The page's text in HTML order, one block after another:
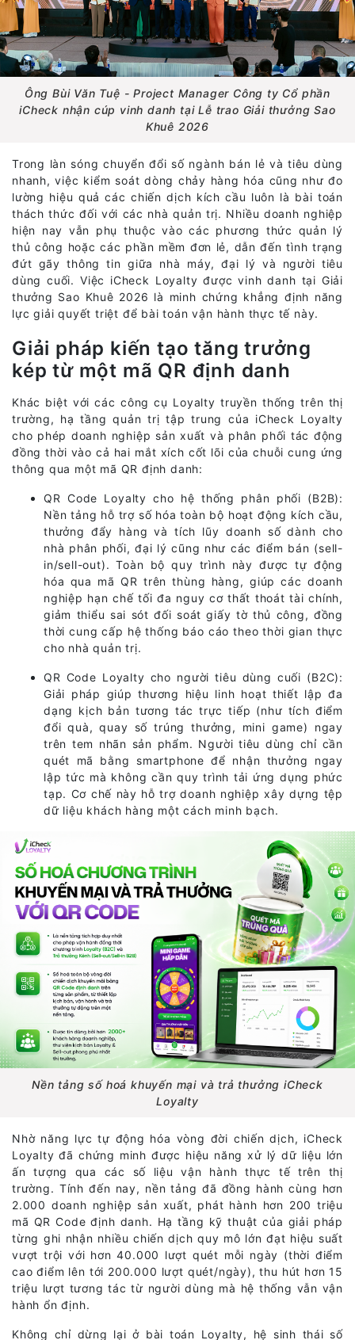
Ông Bùi Văn Tuệ - Project Manager Công ty Cổ phần
iCheck nhận cúp vinh danh tại Lễ trao Giải thưởng Sao
Khuê 2026
Trong làn sóng chuyển đổi số ngành bán lẻ và tiêu dùng
nhanh, việc kiểm soát dòng chảy hàng hóa cũng như đo
lường hiệu quả các chiến dịch kích cầu luôn là bài toán
thách thức đối với các nhà quản trị. Nhiều doanh nghiệp
hiện nay vẫn phụ thuộc vào các phương thức quản lý
thủ công hoặc các phần mềm đơn lẻ, dẫn đến tình trạng
đứt gãy thông tin giữa nhà máy, đại lý và người tiêu
dùng cuối. Việc iCheck Loyalty được vinh danh tại Giải
thưởng Sao Khuê 2026 là minh chứng khẳng định năng
lực giải quyết triệt để bài toán vận hành thực tế này.
Giải pháp kiến tạo tăng trưởng
kép từ một mã QR định danh
Khác biệt với các công cụ Loyalty truyền thống trên thị
trường, hạ tầng quản trị tập trung của iCheck Loyalty
cho phép doanh nghiệp sản xuất và phân phối tác động
đồng thời vào cả hai mắt xích cốt lõi của chuỗi cung ứng
thông qua một mã QR định danh:
QR Code Loyalty cho hệ thống phân phối (B2B):
Nền tảng hỗ trợ số hóa toàn bộ hoạt động kích cầu,
thưởng đẩy hàng và tích lũy doanh số dành cho
nhà phân phối, đại lý cũng như các điểm bán (sell-
in/sell-out). Toàn bộ quy trình này được tự động
hóa qua mã QR trên thùng hàng, giúp các doanh
nghiệp hạn chế tối đa nguy cơ thất thoát tài chính,
giảm thiểu sai sót đối soát giấy tờ thủ công, đồng
thời cung cấp hệ thống báo cáo theo thời gian thực
cho nhà quản trị.
QR Code Loyalty cho người tiêu dùng cuối (B2C):
Giải pháp giúp thương hiệu linh hoạt thiết lập đa
dạng kịch bản tương tác trực tiếp (như tích điểm
đổi quà, quay số trúng thưởng, mini game) ngay
trên tem nhãn sản phẩm. Người tiêu dùng chỉ cần
quét mã bằng smartphone để nhận thưởng ngay
lập tức mà không cần quy trình tải ứng dụng phức
tạp. Cơ chế này hỗ trợ doanh nghiệp xây dựng tệp
dữ liệu khách hàng một cách minh bạch.
Nền tảng số hoá khuyến mại và trả thưởng iCheck
Loyalty
Nhờ năng lực tự động hóa vòng đời chiến dịch, iCheck
Loyalty đã chứng minh được hiệu năng xử lý dữ liệu lớn
ấn tượng qua các số liệu vận hành thực tế trên thị
trường. Tính đến nay, nền tảng đã đồng hành cùng hơn
2.000 doanh nghiệp sản xuất, phát hành hơn 200 triệu
mã QR Code định danh. Hạ tầng kỹ thuật của giải pháp
từng ghi nhận nhiều chiến dịch quy mô lớn đạt hiệu suất
vượt trội với hơn 40.000 lượt quét mỗi ngày (thời điểm
cao điểm lên tới 200.000 lượt quét/ngày), thu hút hơn 15
triệu lượt tương tác từ người dùng mà hệ thống vẫn vận
hành ổn định.
Không chỉ dừng lại ở bài toán Loyalty, hệ sinh thái số